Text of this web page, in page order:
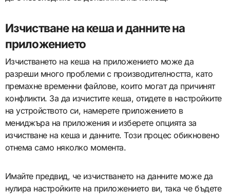
Изчистване на кеша и данните на
приложението
Изчистването на кеша на приложението може да
разреши много проблеми с производителността, като
премахне временни файлове, които могат да причинят
конфликти. За да изчистите кеша, отидете в настройките
на устройството си, намерете приложението в
мениджъра на приложения и изберете опцията за
изчистване на кеша и данните. Този процес обикновено
отнема само няколко момента.
Имайте предвид, че изчистването на данните може да
нулира настройките на приложението ви, така че бъдете